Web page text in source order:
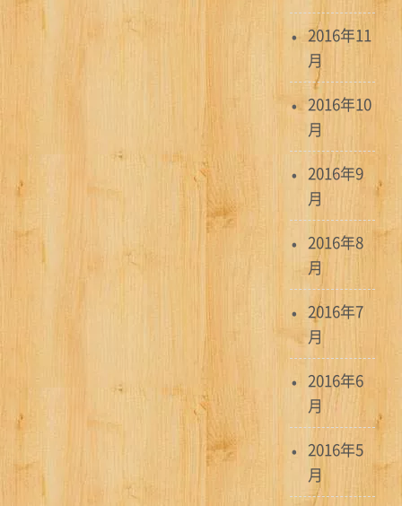
2016年11
月
2016年10
月
2016年9
月
2016年8
月
2016年7
月
2016年6
月
2016年5
月